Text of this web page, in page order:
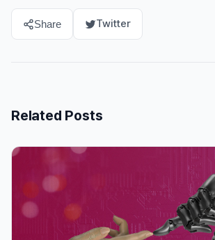
Share Twitter
Related Posts